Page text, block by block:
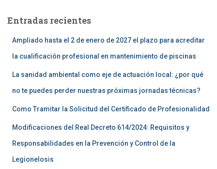
Entradas recientes
Ampliado hasta el 2 de enero de 2027 el plazo para acreditar
la cualificación profesional en mantenimiento de piscinas
La sanidad ambiental como eje de actuación local: ¿por qué
no te puedes perder nuestras próximas jornadas técnicas?
Como Tramitar la Solicitud del Certificado de Profesionalidad
Modificaciones del Real Decreto 614/2024: Requisitos y
Responsabilidades en la Prevención y Control de la
Legionelosis